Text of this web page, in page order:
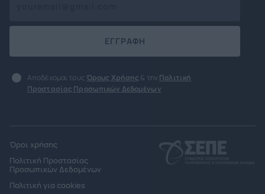
ΕΓΓΡΑΦΗ
Αποδέχομαι τους Όρους Χρήσης & την Πολιτική
Προστασίας Προσωπικών Δεδομένων
Όροι χρήσης
Πολιτική Προστασίας
Προσωπικών Δεδομένων
Πολιτική για cookies